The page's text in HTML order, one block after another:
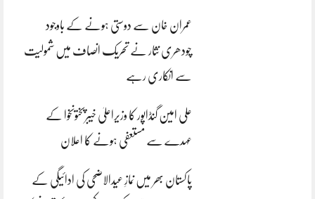
عمران خان سے دوستی ہونے کے باوجود
چودھری نثار نے تحریک انصاف میں شمولیت
سے انکاری رہے
علی امین گنڈاپور کا وزیراعلیٰ خیبرپختونخوا کے
عہدے سے مستعفی ہونے کا اعلان
پاکستان بھر میں نمازِ عیدالاضحی کی ادائیگی کے